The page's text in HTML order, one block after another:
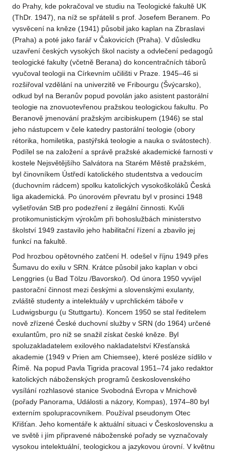
do Prahy, kde pokračoval ve studiu na Teologické fakultě UK
(ThDr. 1947), na níž se spřátelil s prof. Josefem Beranem. Po
vysvěcení na kněze (1941) působil jako kaplan na Zbraslavi
(Praha) a poté jako farář v Čakovicích (Praha). V důsledku
uzavření českých vysokých škol nacisty a odvlečení pedagogů
teologické fakulty (včetně Berana) do koncentračních táborů
vyučoval teologii na Církevním učilišti v Praze. 1945–46 si
rozšiřoval vzdělání na univerzitě ve Fribourgu (Švýcarsko),
odkud byl na Beranův popud povolán jako asistent pastorální
teologie na znovuotevřenou pražskou teologickou fakultu. Po
Beranově jmenování pražským arcibiskupem (1946) se stal
jeho nástupcem v čele katedry pastorální teologie (obory
rétorika, homiletika, pastýřská teologie a nauka o svátostech).
Podílel se na založení a správě pražské akademické farnosti v
kostele Nejsvětějšího Salvátora na Starém Městě pražském,
byl činovníkem Ústředí katolického studentstva a vedoucím
(duchovním rádcem) spolku katolických vysokoškoláků Česká
liga akademická. Po únorovém převratu byl v prosinci 1948
vyšetřován StB pro podezření z ilegální činnosti. Kvůli
protikomunistickým výrokům při bohoslužbách ministerstvo
školství 1949 zastavilo jeho habilitační řízení a zbavilo jej
funkcí na fakultě.
Pod hrozbou opětovného zatčení H. odešel v říjnu 1949 přes
Šumavu do exilu v SRN. Krátce působil jako kaplan v obci
Lenggries (u Bad Tölzu /Bavorsko/). Od února 1950 vyvíjel
pastorační činnost mezi českými a slovenskými exulanty,
zvláště studenty a intelektuály v uprchlickém táboře v
Ludwigsburgu (u Stuttgartu). Koncem 1950 se stal ředitelem
nově zřízené České duchovní služby v SRN (do 1964) určené
exulantům, pro niž se snažil získat české kněze. Byl
spoluzakladatelem exilového nakladatelství Křesťanská
akademie (1949 v Prien am Chiemsee), které posléze sídlilo v
Římě. Na popud Pavla Tigrida pracoval 1951–74 jako redaktor
katolických náboženských programů československého
vysílání rozhlasové stanice Svobodná Evropa v Mnichově
(pořady Panorama, Události a názory, Kompas), 1974–80 byl
externím spolupracovníkem. Používal pseudonym Otec
Křišťan. Jeho komentáře k aktuální situaci v Československu a
ve světě i jím připravené náboženské pořady se vyznačovaly
vysokou intelektuální, teologickou a jazykovou úrovní. V květnu